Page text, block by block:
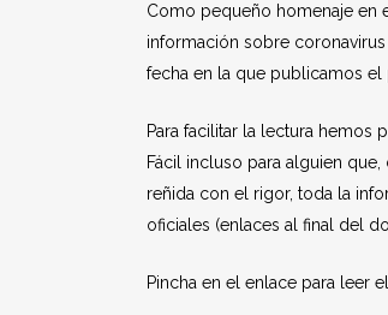
Como pequeño homenaje en
información sobre
fecha en la que publicamos el
Para facilitar la lectura hemos
Fácil incluso para alguien
reñida con el rigor, toda la
oficiales (enlaces al final del
Pincha en el enlace para leer